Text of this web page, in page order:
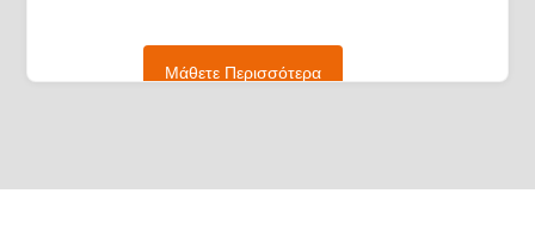
και της Φινλανδίας.
Μάθετε Περισσότερα